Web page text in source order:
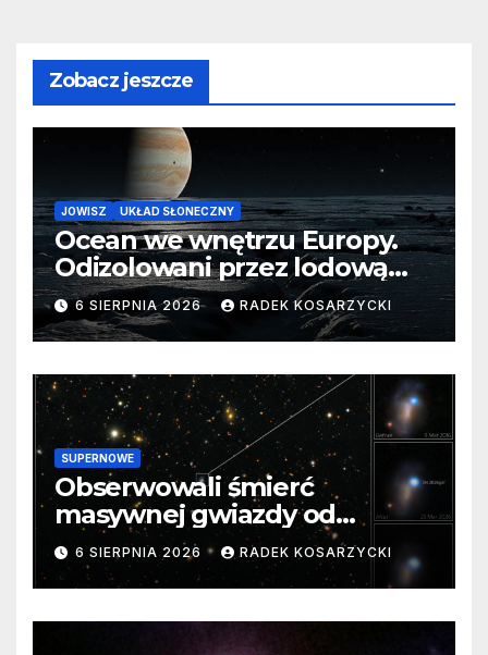
Zobacz jeszcze
JOWISZ UKŁAD SŁONECZNY
Ocean we wnętrzu Europy.
Odizolowani przez lodową
barierę
6 SIERPNIA 2026 RADEK KOSARZYCKI
SUPERNOWE
Obserwowali śmierć
masywnej gwiazdy od
samego początku. Niezwykle
cenne dane
6 SIERPNIA 2026 RADEK KOSARZYCKI